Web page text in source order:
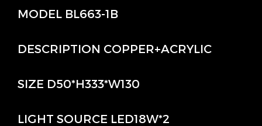
MODEL BL663-1B
DESCRIPTION COPPER+ACRYLIC
SIZE D50*H333*W130
LIGHT SOURCE LED18W*2